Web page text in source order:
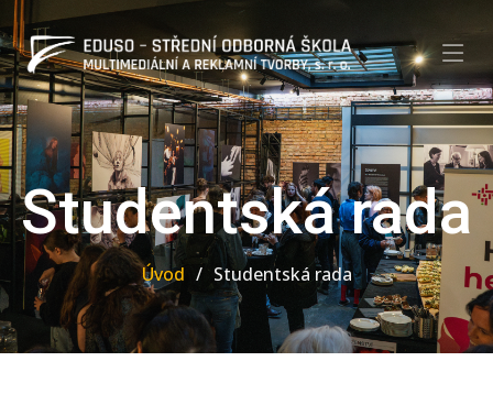
Studentská rada
Úvod Studentská rada